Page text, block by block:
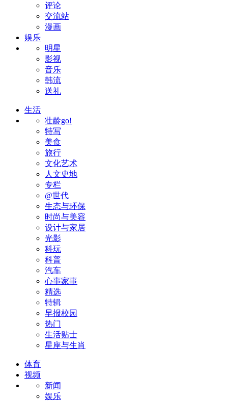
评论
交流站
漫画
娱乐
明星
影视
音乐
韩流
送礼
生活
壮龄go!
特写
美食
旅行
文化艺术
人文史地
专栏
@世代
生态与环保
时尚与美容
设计与家居
光影
科玩
科普
汽车
心事家事
精选
特辑
早报校园
热门
生活贴士
星座与生肖
体育
视频
新闻
娱乐